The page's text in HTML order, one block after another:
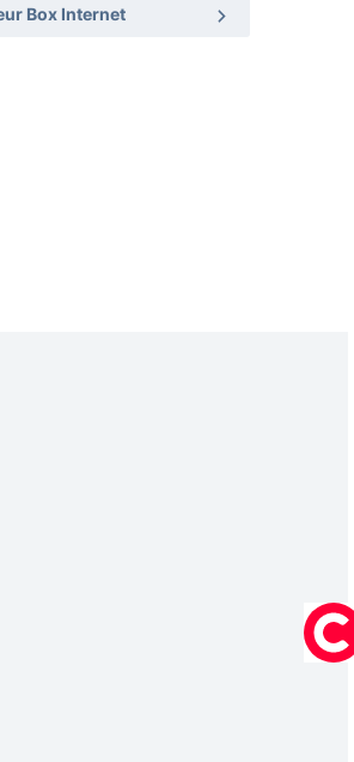
Box Internet